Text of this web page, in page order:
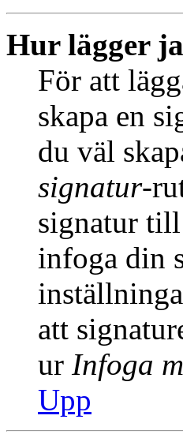
Hur lägger
För att
skapa en
du väl
signatur-
signatur
infoga din
att
ur Infoga
Upp